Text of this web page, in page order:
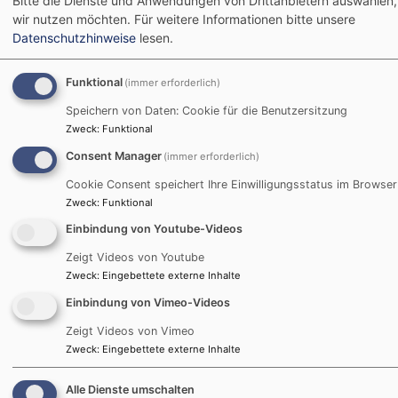
Hier den Text für vk_blockly einfügen.
Nicht barrierefreie Inhalte
Die nachstehend aufgeführten Inhalte sind aus den
folgenden Gründen nicht barrierefrei:
Barrieren Melden, Feedback
und Kontaktangaben
Sind Ihnen Barrieren beim Zugang zu Inhalten auf
trinitatiskirche.org aufgefallen? Dann können Sie sich
gerne bei uns melden. Wir freuen uns auf Ihr Feedback
und bemühen uns, die gemeldeten Barrieren in Rahmen
der technischen und wirtschaftlichen Möglichkeiten
schnellstmöglich zu beheben. Bitte teilen Sie uns mit,
auf welche Seite und bei welcher Funktion Sie auf
Barrieren gestoßen sind. Kopieren Sie hierfür einfach
wir nutzen möchten. Für weitere Informationen bitte unsere
Datenschutzhinweise lesen.
Funktional (immer erforderlich)
Speichern von Daten: Cookie für die Benutzersitzung
Zweck: Funktional
Consent Manager (immer erforderlich)
Cookie Consent speichert Ihre Einwilligungsstatus im Browser
Zweck: Funktional
Einbindung von Youtube-Videos
Zeigt Videos von Youtube
Zweck: Eingebettete externe Inhalte
Einbindung von Vimeo-Videos
Zeigt Videos von Vimeo
Zweck: Eingebettete externe Inhalte
Alle Dienste umschalten